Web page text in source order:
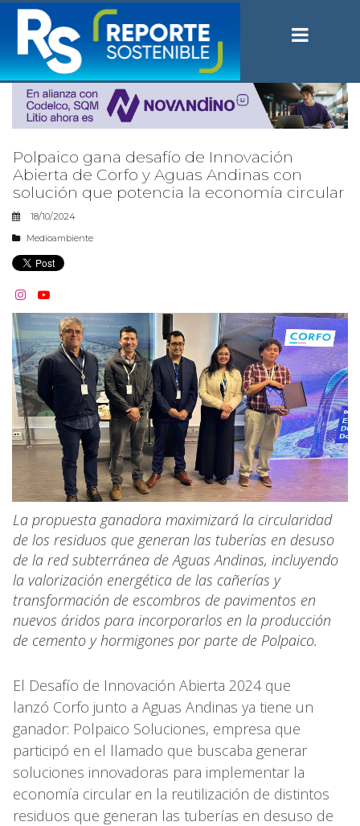
Polpaico gana desafío de Innovación
Abierta de Corfo y Aguas Andinas con
solución que potencia la economía circular
18/10/2024
Medioambiente
 
La propuesta ganadora maximizará la circularidad
de los residuos que generan las tuberías en desuso
de la red subterránea de Aguas Andinas, incluyendo
la valorización energética de las cañerías y
transformación de escombros de pavimentos en
nuevos áridos para incorporarlos en la producción
de cemento y hormigones por parte de Polpaico.
El Desafío de Innovación Abierta 2024 que
lanzó Corfo junto a Aguas Andinas ya tiene un
ganador: Polpaico Soluciones, empresa que
participó en el llamado que buscaba generar
soluciones innovadoras para implementar la
economía circular en la reutilización de distintos
residuos que generan las tuberías en desuso de